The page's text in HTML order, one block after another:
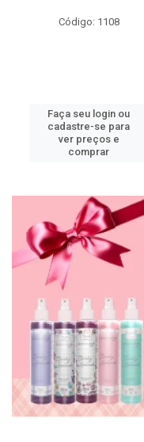
Código: 1108
Faça seu login ou
cadastre-se para
ver preços e
comprar